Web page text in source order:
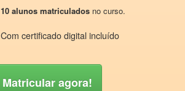
10 alunos matriculadosno curso.
Com certificado digital incluído
Matricular agora!